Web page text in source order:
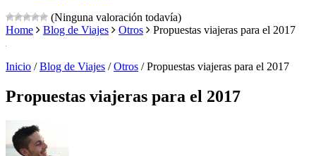
(Ninguna valoración todavía)
Home
Blog de Viajes Otros Propuestas viajeras para el 2017
Inicio /Blog de Viajes /Otros /Propuestas viajeras para el 2017
Propuestas viajeras para el 2017